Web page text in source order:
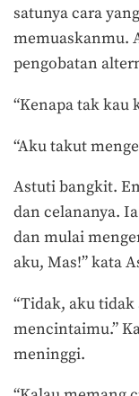
satunya cara
memuaskanmu.
pengobatan
“Kenapa tak kau
“Aku takut
Astuti bangkit.
dan celananya.
dan mulai
aku, Mas!” kata
“Tidak, aku
mencintaimu.”
meninggi.